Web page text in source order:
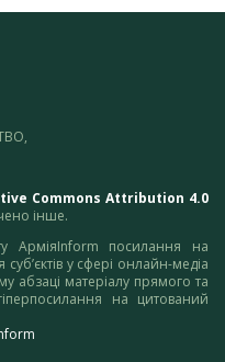
Commons Attribution 4.0
інше.
АрміяInform посилання на
суб’єктів у сфері онлайн-медіа
абзаці матеріалу прямого та
на цитований